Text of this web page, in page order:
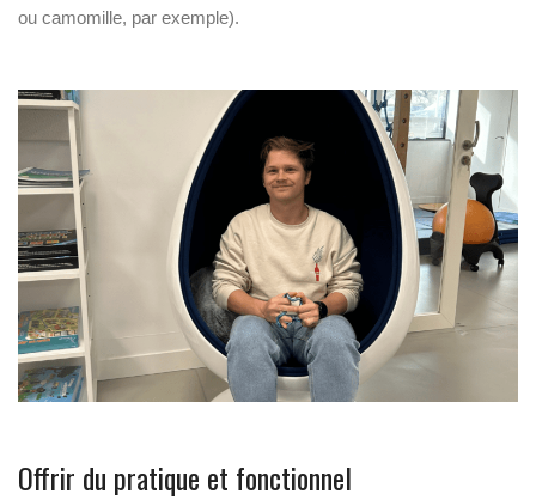
ou camomille, par exemple).
Offrir du pratique et fonctionnel